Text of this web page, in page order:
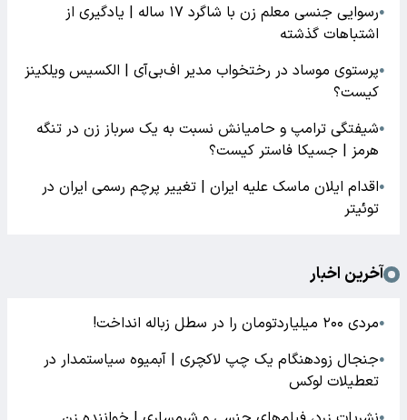
●
رسوایی جنسی معلم زن با شاگرد ۱۷ ساله | یادگیری از
اشتباهات گذشته
●پرستوی موساد در رختخواب مدیر اف‌بی‌آی | الکسیس ویلکینز
کیست؟
●شیفتگی ترامپ و حامیانش نسبت به یک سرباز زن در تنگه
هرمز | جسیکا فاستر کیست؟
●اقدام ایلان ماسک علیه ایران | تغییر پرچم رسمی ایران در
توئیتر
آخرین اخبار
●مردی ۲۰۰ میلیاردتومان را در سطل زباله انداخت!
●جنجال زودهنگام یک چپ لاکچری | آبمیوه سیاستمدار در
تعطیلات لوکس